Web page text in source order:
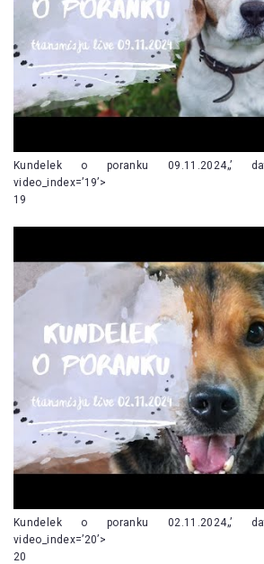
Kundelek o poranku 09.11.2024„’
video_index=’19’>
19
Kundelek o poranku 02.11.2024„’
video_index=’20’>
20